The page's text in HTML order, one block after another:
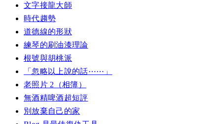
文字接龍大師
時代趨勢
道德線的形狀
練琴的刷油漆理論
根號與胡桃派
「忽略以上說的話⋯⋯」
老照片 2（相簿）
無酒精啤酒超短評
別放棄自己的家